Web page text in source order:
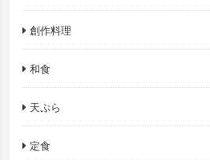
創作料理
和食
天ぷら
定食